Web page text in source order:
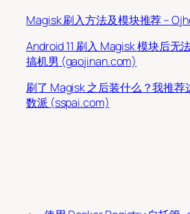
Magisk 刷入方法及模块推荐 –
Android 11 刷入 Magisk 模块后无
搞机男 (gaojinan.com)
刷了 Magisk 之后装什么？我推荐
数派 (sspai.com)